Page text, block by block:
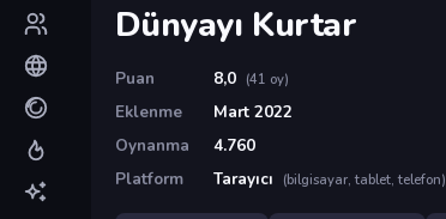
Dünyayı Kurtar
Puan 8,0 (41 oy)
Eklenme
Mart 2022
Oynanma
4.760
Platform
Tarayıcı (bilgisayar, tablet, telefon)